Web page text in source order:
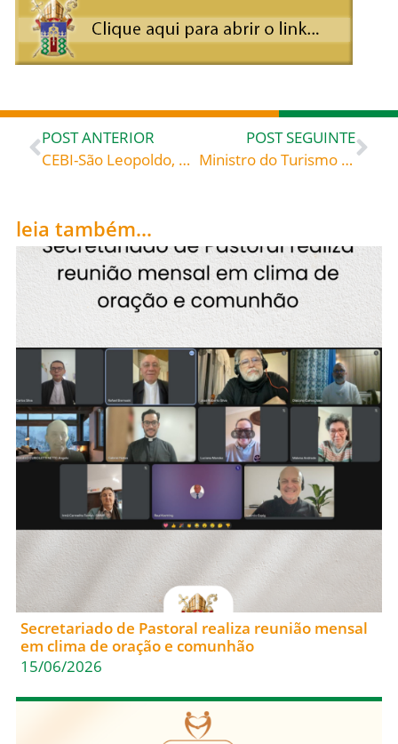
POST ANTERIOR
CEBI-São Leopoldo, RS, promove Curso Bíblico virtual para jovens – inscrições até 31 de janeiro
POST SEGUINTE
Ministro do Turismo fala sobre a JMJ Rio 2013 .
leia também...
Secretariado de Pastoral realiza reunião mensal
em clima de oração e comunhão
15/06/2026